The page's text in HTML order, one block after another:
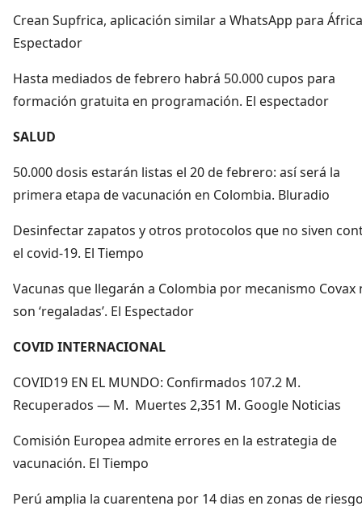
Crean Supfrica, aplicación similar a WhatsApp para
Espectador
Hasta mediados de febrero habrá 50.000 cupos para
formación gratuita en programación. El espectador
SALUD
50.000 dosis estarán listas el 20 de febrero: así será la
primera etapa de vacunación en Colombia. Bluradio
Desinfectar zapatos y otros protocolos que no siven
el covid-19. El Tiempo
Vacunas que llegarán a Colombia por mecanismo Covax
son ‘regaladas’. El Espectador
COVID INTERNACIONAL
COVID19 EN EL MUNDO: Confirmados 107.2 M.
Recuperados — M. Muertes 2,351 M. Google Noticias
Comisión Europea admite errores en la estrategia de
vacunación. El Tiempo
Perú amplia la cuarentena por 14 dias en zonas de